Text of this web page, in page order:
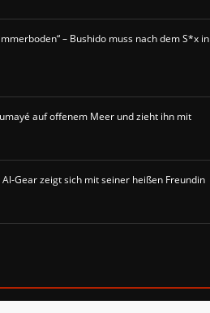
– Bushido muss nach dem S*x in
auf offenem Meer und zieht ihn mit
Gear zeigt sich mit seiner heißen Freundin